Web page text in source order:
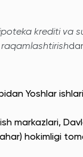
krediti va
Yoshlar
markazlari,
hokimligi